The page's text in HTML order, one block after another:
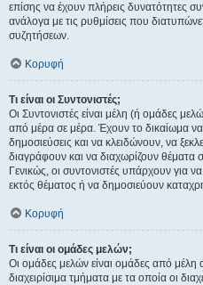
επίσης να έχουν πλήρεις δυνατότητες
ανάλογα με τις ρυθμίσεις που
συζητήσεων.
Κορυφή
Τι είναι οι Συντονιστές;
Οι Συντονιστές είναι μέλη (ή ομάδες
από μέρα σε μέρα. Έχουν το δικαίωμα
δημοσιεύσεις και να κλειδώνουν, να
διαγράφουν και να διαχωρίζουν θέματα
Γενικώς, οι συντονιστές υπάρχουν για
εκτός θέματος ή να δημοσιεύουν
Κορυφή
Τι είναι οι ομάδες μελών;
Οι ομάδες μελών είναι ομάδες από μέλη
διαχειρίσιμα τμήματα με τα οποία οι